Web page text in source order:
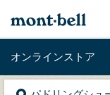
オンラインストア